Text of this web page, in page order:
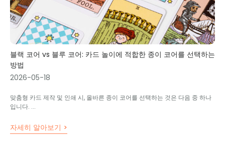
블랙 코어 vs 블루 코어: 카드 놀이에 적합한 종이 코어를 선택하는
방법
2026-05-18
맞춤형 카드 제작 및 인쇄 시, 올바른 종이 코어를 선택하는 것은 다음 중 하나
입니다. ...
자세히 알아보기 >